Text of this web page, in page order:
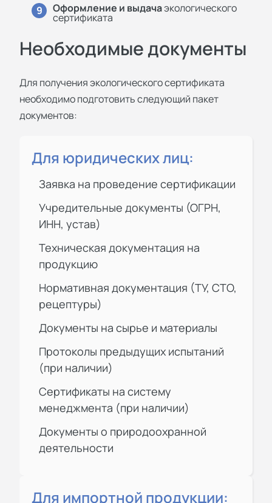
9
Оформление и выдачаэкологического
сертификата
Необходимые документы
Для получения экологического сертификата
необходимо подготовить следующий пакет
документов:
Для юридических лиц:
Заявка на проведение сертификации
Учредительные документы (ОГРН,
ИНН, устав)
Техническая документация на
продукцию
Нормативная документация (ТУ, СТО,
рецептуры)
Документы на сырье и материалы
Протоколы предыдущих испытаний
(при наличии)
Сертификаты на систему
менеджмента (при наличии)
Документы о природоохранной
деятельности
Для импортной продукции: